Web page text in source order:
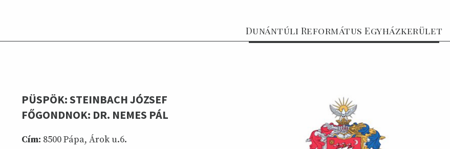
Dunántúli Református Egyházkerület
PÜSPÖK: STEINBACH JÓZSEF
FŐGONDNOK: DR. NEMES PÁL
Cím: 8500 Pápa, Árok u.6.